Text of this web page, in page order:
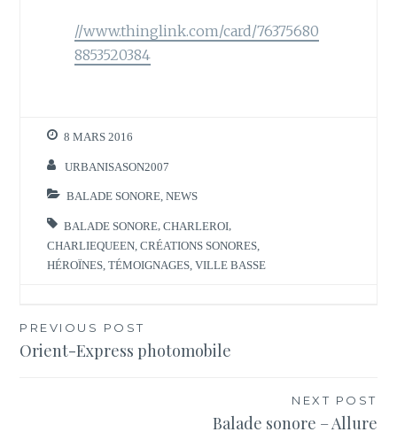
//www.thinglink.com/card/76375680
8853520384
8 MARS 2016
URBANISASON2007
BALADE SONORE ,NEWS
BALADE SONORE ,CHARLEROI
CHARLIEQUEEN ,CRÉATIONS SONORES
HÉROÏNES ,TÉMOIGNAGES ,VILLE BASSE
Navigation
de
PREVIOUS POST
Orient-Express photomobile
NEXT POST
Balade sonore – Allure